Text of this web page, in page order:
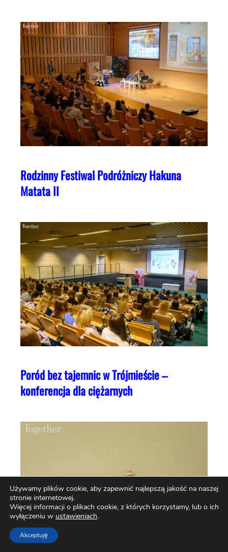
Rodzinny Festiwal Podróżniczy Hakuna
Matata II
Poród bez tajemnic w Trójmieście –
konferencja dla ciężarnych
Używamy plików cookie, aby zapewnić najlepszą jakość na naszej
stronie internetowej.
Więcej informacji o plikach cookie, z których korzystamy, lub o ich
wyłączeniu w ustawieniach.
Akceptuję